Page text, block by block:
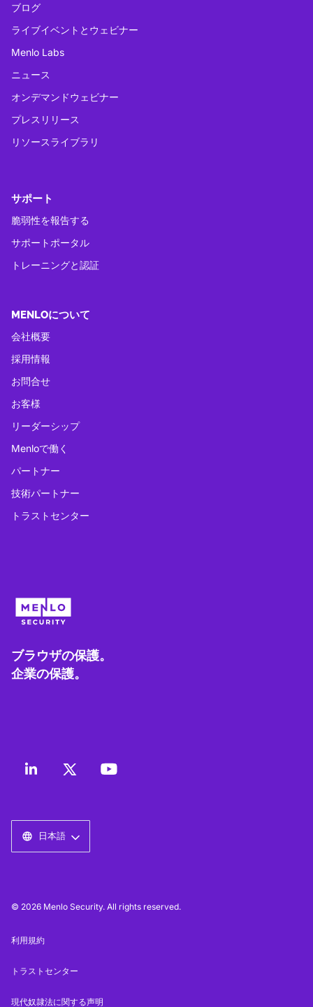
ブログ
ライブイベントとウェビナー
Menlo Labs
ニュース
オンデマンドウェビナー
プレスリリース
リソースライブラリ
サポート
脆弱性を報告する
サポートポータル
トレーニングと認証
MENLOについて
会社概要
採用情報
お問合せ
お客様
リーダーシップ
Menloで働く
パートナー
技術パートナー
トラストセンター
ブラウザの保護。
企業の保護。
日本語
© 2026 Menlo Security. All rights reserved.
利用規約
トラストセンター
現代奴隷法に関する声明